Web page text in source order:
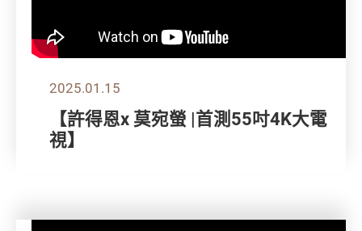
2025.01.15
【許得恩x 莫宛螢 |首測55吋4K大電
視】